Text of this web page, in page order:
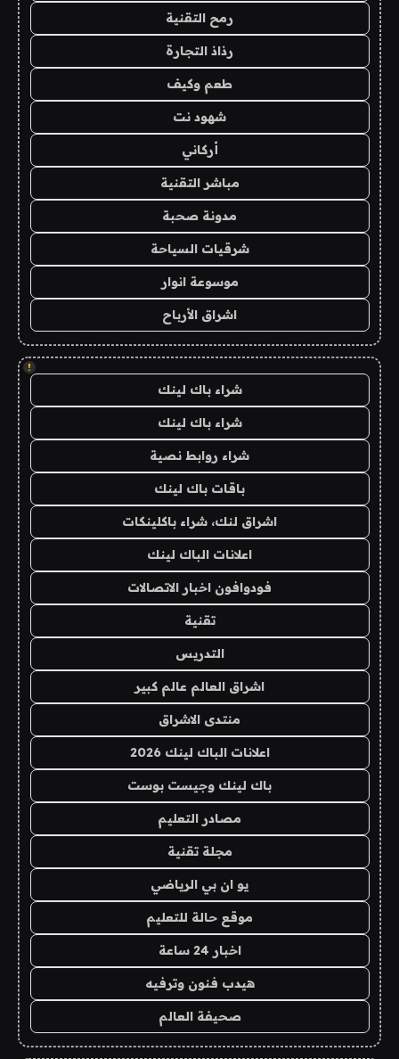
رمح التقنية
رذاذ التجارة
طعم وكيف
شهود نت
أركاني
مباشر التقنية
مدونة صحبة
شرقيات السياحة
موسوعة انوار
اشراق الأرباح
!
شراء باك لينك
شراء باك لينك
شراء روابط نصية
باقات باك لينك
اشراق لنك، شراء باكلينكات
اعلانات الباك لينك
فودوافون اخبار الاتصالات
تقنية
التدريس
اشراق العالم عالم كبير
منتدى الاشراق
اعلانات الباك لينك 2026
باك لينك وجيست بوست
مصادر التعليم
مجلة تقنية
يو ان بي الرياضي
موقع حالة للتعليم
اخبار 24 ساعة
هيدب فنون وترفيه
صحيفة العالم